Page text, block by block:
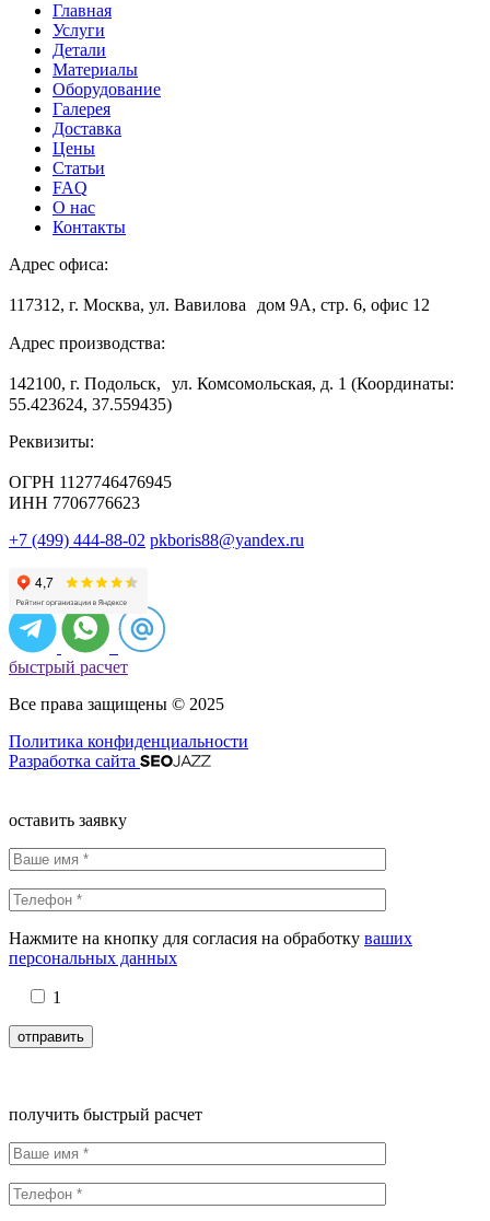
Главная
Услуги
Детали
Материалы
Оборудование
Галерея
Доставка
Цены
Статьи
FAQ
О нас
Контакты
Адрес офиса:
117312, г. Москва, ул. Вавилова дом 9А, стр. 6, офис 12
Адрес производства:
142100, г. Подольск, ул. Комсомольская, д. 1 (Координаты:
55.423624, 37.559435)
Реквизиты:
ОГРН 1127746476945
ИНН 7706776623
+7 (499) 444-88-02 pkboris88@yandex.ru
быстрый расчет
Все права защищены © 2025
Политика конфиденциальности
Разработка сайта
оставить заявку
Нажмите на кнопку для согласия на обработку ваших
персональных данных
1
получить быстрый расчет